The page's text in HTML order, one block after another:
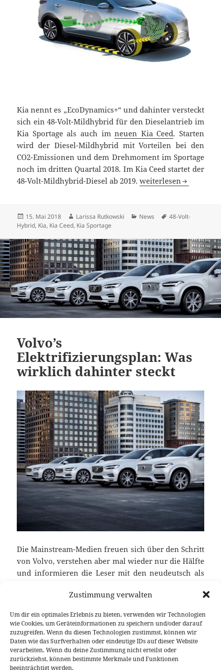
Zustimmung verwalten
Um dir ein optimales Erlebnis zu bieten, verwenden wir Technologien
wie Cookies, um Geräteinformationen zu speichern und/oder darauf
zuzugreifen. Wenn du diesen Technologien zustimmst, können wir
Daten wie das Surfverhalten oder eindeutige IDs auf dieser Website
verarbeiten. Wenn du deine Zustimmung nicht erteilst oder
zurückziehst, können bestimmte Merkmale und Funktionen
beeinträchtigt werden.
Kia nennt es „EcoDynamics+“ und dahinter versteckt
sich ein 48-Volt-Mildhybrid für den Dieselantrieb im
Kia Sportage als auch imneuen Kia Ceed. Starten
wird der Diesel-Mildhybrid mit Vorteilen bei den
CO2-Emissionen und dem Drehmoment im Sportage
noch im dritten Quartal 2018. Im Kia Ceed startet der
48-Volt-Mildhybrid-Diesel ab 2019.Kia elektrifiziert den
weiterlesen
Veröffentlicht
am
15. Mai 2018 Autor
Larissa Rutkowski Kategorien
News Schlagwörter
48-Volt-
Hybrid, Kia, Kia Ceed, Kia Sportage
Volvo’s
Elektrifizierungsplan: Was
wirklich dahinter steckt
Die Mainstream-Medien freuen sich über den Schritt
von Volvo, verstehen aber mal wieder nur die Hälfte
und informieren die Leser mit den neudeutsch als
Volvo wird nicht 2019 keine Diesel- oder
Radio- und Nachrichtensender in den vergangenen
Tagen so informiert haben. Ferner werden
Neuvorstellungen nur noch als Mild- oder Plug-in
Hybrid ab 2019 dargestellt. Oder einfach gesagt: wer
lesen kann ist klar im Vorteil.